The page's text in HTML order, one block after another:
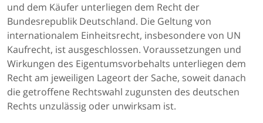
und dem Käufer unterliegen dem Recht der
Bundesrepublik Deutschland. Die Geltung von
internationalem Einheitsrecht, insbesondere von UN
Kaufrecht, ist ausgeschlossen. Voraussetzungen und
Wirkungen des Eigentumsvorbehalts unterliegen dem
Recht am jeweiligen Lageort der Sache, soweit danach
die getroffene Rechtswahl zugunsten des deutschen
Rechts unzulässig oder unwirksam ist.